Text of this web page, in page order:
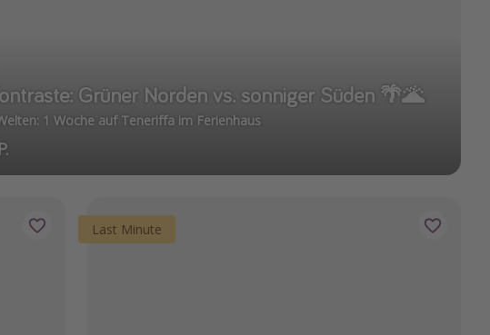
Grüner Norden vs. sonniger Süden 🌴🌋
1 Woche auf Teneriffa im Ferienhaus
Last Minute